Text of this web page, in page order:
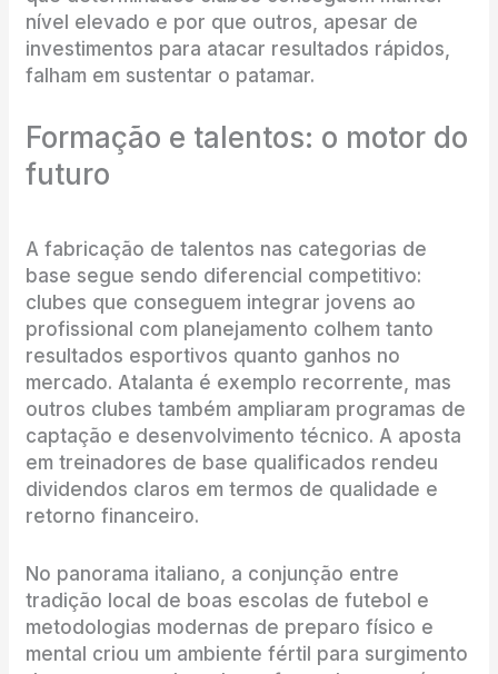
nível elevado e por que outros, apesar de
investimentos para atacar resultados rápidos,
falham em sustentar o patamar.
Formação e talentos: o motor do
futuro
A fabricação de talentos nas categorias de
base segue sendo diferencial competitivo:
clubes que conseguem integrar jovens ao
profissional com planejamento colhem tanto
resultados esportivos quanto ganhos no
mercado. Atalanta é exemplo recorrente, mas
outros clubes também ampliaram programas de
captação e desenvolvimento técnico. A aposta
em treinadores de base qualificados rendeu
dividendos claros em termos de qualidade e
retorno financeiro.
No panorama italiano, a conjunção entre
tradição local de boas escolas de futebol e
metodologias modernas de preparo físico e
mental criou um ambiente fértil para surgimento